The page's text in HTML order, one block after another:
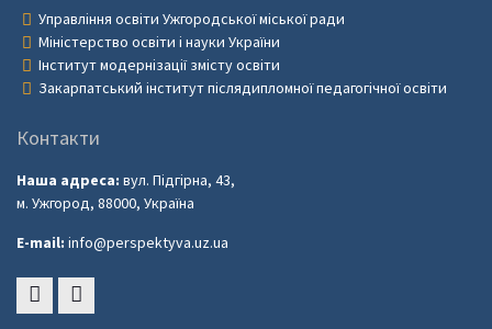
Управління освіти Ужгородської міської ради
Міністерство освіти і науки України
Інститут модернізації змісту освіти
Закарпатський інститут післядипломної педагогічної освіти
Контакти
Наша адреса: вул. Підгірна, 43,
м. Ужгород, 88000, Україна
E-mail: info@perspektyva.uz.ua